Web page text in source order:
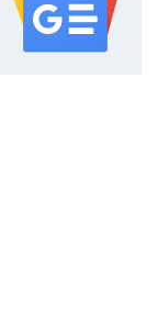
serwisu